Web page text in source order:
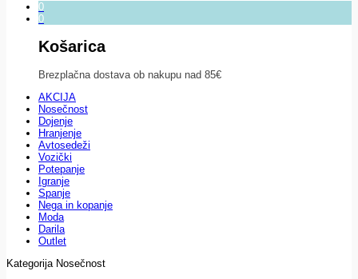
0
0
Košarica
Brezplačna dostava ob nakupu nad 85€
AKCIJA
Nosečnost
Dojenje
Hranjenje
Avtosedeži
Vozički
Potepanje
Igranje
Spanje
Nega in kopanje
Moda
Darila
Outlet
Kategorija Nosečnost